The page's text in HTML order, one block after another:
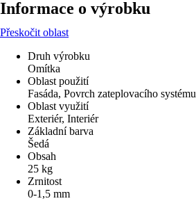
Informace o výrobku
Přeskočit oblast
Druh výrobku
Omítka
Oblast použití
Fasáda, Povrch zateplovacího systému
Oblast využití
Exteriér, Interiér
Základní barva
Šedá
Obsah
25 kg
Zrnitost
0-1,5 mm